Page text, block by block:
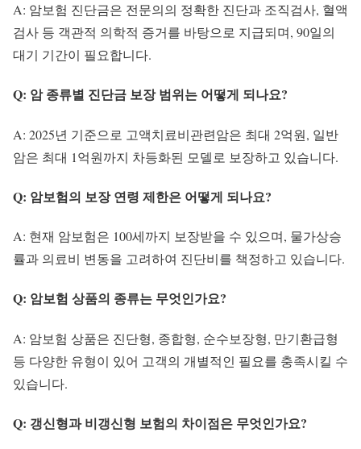
A: 암보험 진단금은 전문의의 정확한 진단과 조직검사, 혈액
검사 등 객관적 의학적 증거를 바탕으로 지급되며, 90일의
대기 기간이 필요합니다.
Q: 암 종류별 진단금 보장 범위는 어떻게 되나요?
A: 2025년 기준으로 고액치료비관련암은 최대 2억원, 일반
암은 최대 1억원까지 차등화된 모델로 보장하고 있습니다.
Q: 암보험의 보장 연령 제한은 어떻게 되나요?
A: 현재 암보험은 100세까지 보장받을 수 있으며, 물가상승
률과 의료비 변동을 고려하여 진단비를 책정하고 있습니다.
Q: 암보험 상품의 종류는 무엇인가요?
A: 암보험 상품은 진단형, 종합형, 순수보장형, 만기환급형
등 다양한 유형이 있어 고객의 개별적인 필요를 충족시킬 수
있습니다.
Q: 갱신형과 비갱신형 보험의 차이점은 무엇인가요?